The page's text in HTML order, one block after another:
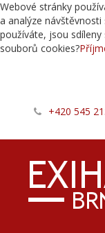
Webové stránky
a analýze
používáte, jsou
souborů cookies?
+420 545